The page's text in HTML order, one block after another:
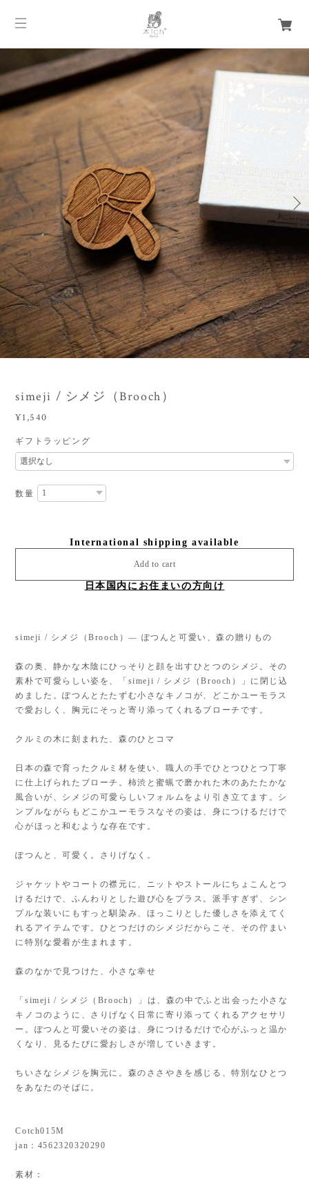
3/5
simeji / シメジ（Brooch）
¥1,540
ギフトラッピング
数量
International shipping available
Add to cart
日本国内にお住まいの方向け
simeji / シメジ（Brooch）— ぽつんと可愛い、森の贈りもの
森の奥、静かな木陰にひっそりと顔を出すひとつのシメジ。その
素朴で可愛らしい姿を、「simeji / シメジ（Brooch）」に閉じ込
めました。ぽつんとたたずむ小さなキノコが、どこかユーモラス
で愛おしく、胸元にそっと寄り添ってくれるブローチです。
クルミの木に刻まれた、森のひとコマ
日本の森で育ったクルミ材を使い、職人の手でひとつひとつ丁寧
に仕上げられたブローチ。柿渋と蜜蝋で磨かれた木のあたたかな
風合いが、シメジの可愛らしいフォルムをより引き立てます。シ
ンプルながらもどこかユーモラスなその姿は、身につけるだけで
心がほっと和むような存在です。
ぽつんと、可愛く。さりげなく。
ジャケットやコートの襟元に、ニットやストールにちょこんとつ
けるだけで、ふんわりとした遊び心をプラス。派手すぎず、シン
プルな装いにもすっと馴染み、ほっこりとした優しさを添えてく
れるアイテムです。ひとつだけのシメジだからこそ、その佇まい
に特別な愛着が生まれます。
森のなかで見つけた、小さな幸せ
「simeji / シメジ（Brooch）」は、森の中でふと出会った小さな
キノコのように、さりげなく日常に寄り添ってくれるアクセサリ
ー。ぽつんと可愛いその姿は、身につけるだけで心がふっと温か
くなり、見るたびに愛おしさが増していきます。
ちいさなシメジを胸元に。森のささやきを感じる、特別なひとつ
をあなたのそばに。
Cotch015M
jan：4562320320290
素材：